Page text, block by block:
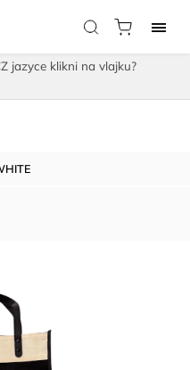
jazyce klikni na vlajku?